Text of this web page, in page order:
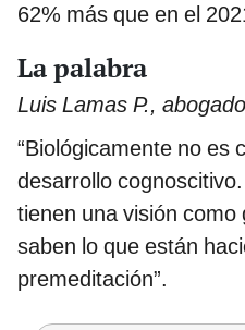
62% más que en el
La palabra
Luis Lamas P.,
“Biológicamente no es
desarrollo
tienen una visión como
saben lo que están
premeditación”.